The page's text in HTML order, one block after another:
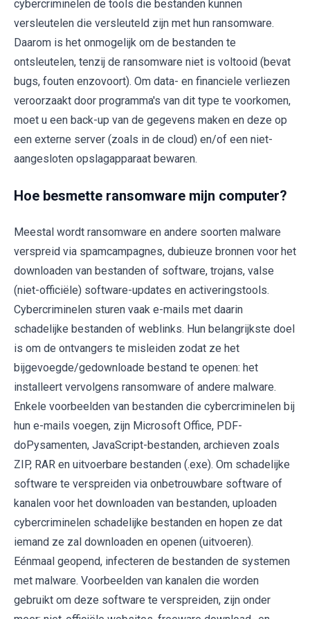
cybercriminelen de tools die bestanden kunnen
versleutelen die versleuteld zijn met hun ransomware.
Daarom is het onmogelijk om de bestanden te
ontsleutelen, tenzij de ransomware niet is voltooid (bevat
bugs, fouten enzovoort). Om data- en financiele verliezen
veroorzaakt door programma's van dit type te voorkomen,
moet u een back-up van de gegevens maken en deze op
een externe server (zoals in de cloud) en/of een niet-
aangesloten opslagapparaat bewaren.
Hoe besmette ransomware mijn computer?
Meestal wordt ransomware en andere soorten malware
verspreid via spamcampagnes, dubieuze bronnen voor het
downloaden van bestanden of software, trojans, valse
(niet-officiële) software-updates en activeringstools.
Cybercriminelen sturen vaak e-mails met daarin
schadelijke bestanden of weblinks. Hun belangrijkste doel
is om de ontvangers te misleiden zodat ze het
bijgevoegde/gedownloade bestand te openen: het
installeert vervolgens ransomware of andere malware.
Enkele voorbeelden van bestanden die cybercriminelen bij
hun e-mails voegen, zijn Microsoft Office, PDF-
doPysamenten, JavaScript-bestanden, archieven zoals
ZIP, RAR en uitvoerbare bestanden (.exe). Om schadelijke
software te verspreiden via onbetrouwbare software of
kanalen voor het downloaden van bestanden, uploaden
cybercriminelen schadelijke bestanden en hopen ze dat
iemand ze zal downloaden en openen (uitvoeren).
Eénmaal geopend, infecteren de bestanden de systemen
met malware. Voorbeelden van kanalen die worden
gebruikt om deze software te verspreiden, zijn onder